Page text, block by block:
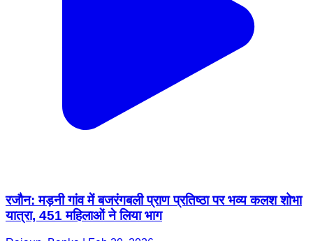
रजौन: मड़नी गांव में बजरंगबली प्राण प्रतिष्ठा पर भव्य कलश शोभा
यात्रा, 451 महिलाओं ने लिया भाग